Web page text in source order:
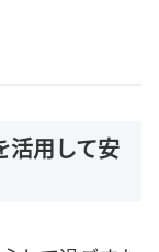
活用して安